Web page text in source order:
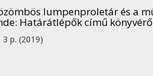
lumpenproletár és a
Határátlépők című
3 p. (2019)